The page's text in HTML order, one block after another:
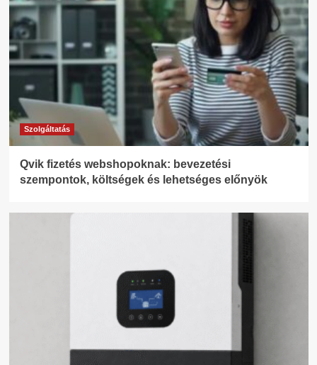
Szolgáltatás
Qvik fizetés webshopoknak: bevezetési
szempontok, költségek és lehetséges előnyök